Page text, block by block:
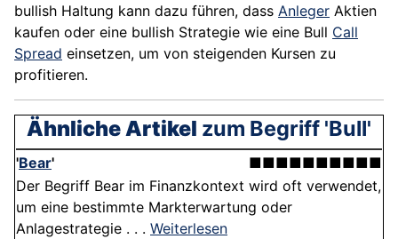
bullish Haltung kann dazu führen, dass Anleger Aktien
kaufen oder eine bullish Strategie wie eine Bull Call
Spread einsetzen, um von steigenden Kursen zu
profitieren.
Ähnliche Artikel zum Begriff 'Bull'
'Bear'
■■■■■■■■■■
Der Begriff Bear im Finanzkontext wird oft verwendet,
um eine bestimmte Markterwartung oder
Anlagestrategie . . . Weiterlesen